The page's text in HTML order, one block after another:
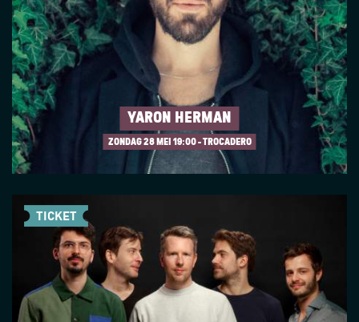
YARON HERMAN
ZONDAG 28 MEI 19:00 - TROCADERO
TICKET